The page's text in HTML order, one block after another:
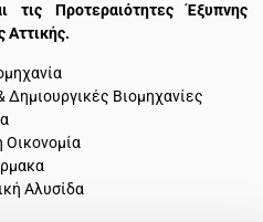
τις Προτεραιότητες Έξυπνης
Αττικής.
Δημιουργικές Βιομηχανίες
Οικονομία
Αλυσίδα